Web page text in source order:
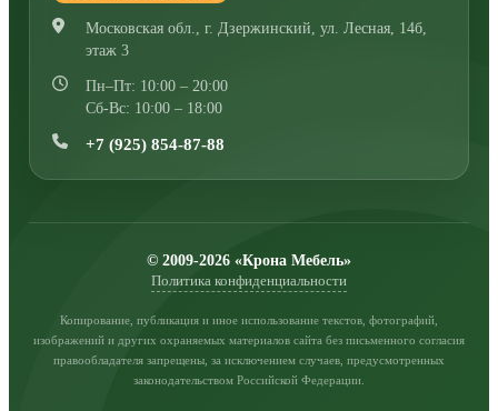
Московская обл., г. Дзержинский ул. Лесная, 14б,
этаж 3
Пн–Пт: 10:00 – 20:00
Сб-Вс: 10:00 – 18:00
+7 (925) 854-87-88
© 2009-2026 «Крона Мебель»
Политика конфиденциальности
Копирование, публикация и иное использование текстов, фотографий,
изображений и других охраняемых материалов сайта без письменного согласия
правообладателя запрещены, за исключением случаев, предусмотренных
законодательством Российской Федерации.